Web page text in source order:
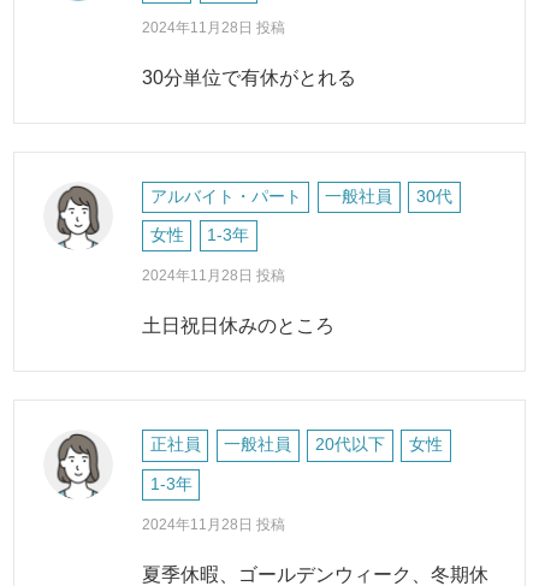
2024年11月28日 投稿
30分単位で有休がとれる
アルバイト・パート 一般社員 30代
女性 1-3年
2024年11月28日 投稿
土日祝日休みのところ
正社員 一般社員 20代以下 女性
1-3年
2024年11月28日 投稿
夏季休暇、ゴールデンウィーク、冬期休